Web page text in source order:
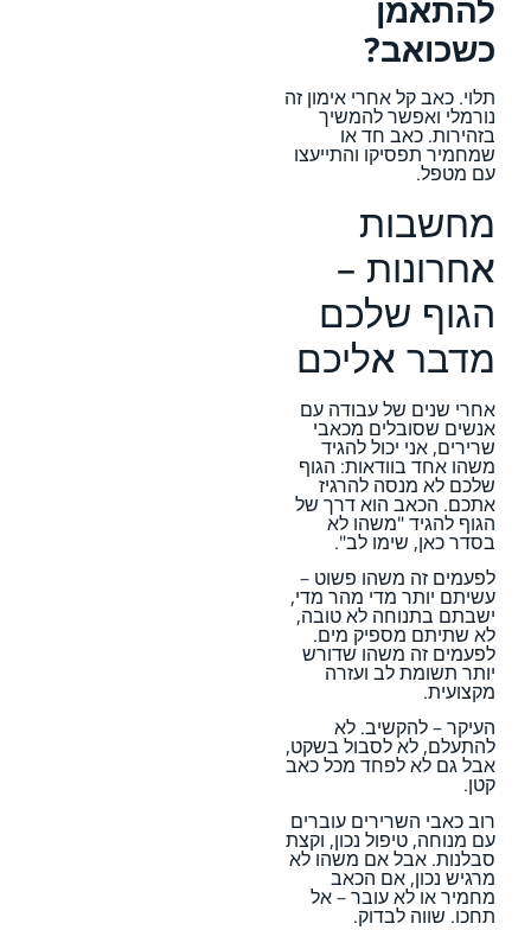
להתאמן
כשכואב?
תלוי. כאב קל אחרי אימון זה
נורמלי ואפשר להמשיך
בזהירות. כאב חד או
שמחמיר תפסיקו והתייעצו
עם מטפל.
מחשבות
אחרונות –
הגוף שלכם
מדבר אליכם
אחרי שנים של עבודה עם
אנשים שסובלים מכאבי
שרירים, אני יכול להגיד
משהו אחד בוודאות: הגוף
שלכם לא מנסה להרגיז
אתכם. הכאב הוא דרך של
הגוף להגיד "משהו לא
בסדר כאן, שימו לב".
לפעמים זה משהו פשוט –
עשיתם יותר מדי מהר מדי,
ישבתם בתנוחה לא טובה,
לא שתיתם מספיק מים.
לפעמים זה משהו שדורש
יותר תשומת לב ועזרה
מקצועית.
העיקר – להקשיב. לא
להתעלם, לא לסבול בשקט,
אבל גם לא לפחד מכל כאב
קטן.
רוב כאבי השרירים עוברים
עם מנוחה, טיפול נכון, וקצת
סבלנות. אבל אם משהו לא
מרגיש נכון, אם הכאב
מחמיר או לא עובר – אל
תחכו. שווה לבדוק.